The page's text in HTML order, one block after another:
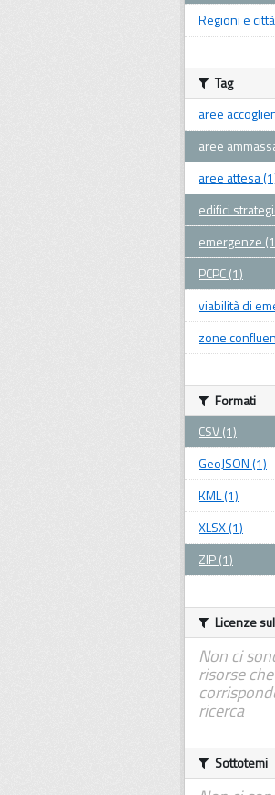
Regioni e
Tag
aree
aree
aree attesa
edifici
emergenze
PCPC (1)
viabilità di
zone
Formati
CSV (1)
GeoJSON (1)
KML (1)
XLSX (1)
ZIP (1)
Licenze
Non ci
risorse che
ricerca
Sottotemi